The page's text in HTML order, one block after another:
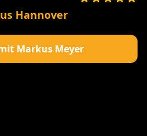
Hannover
Markus Meyer